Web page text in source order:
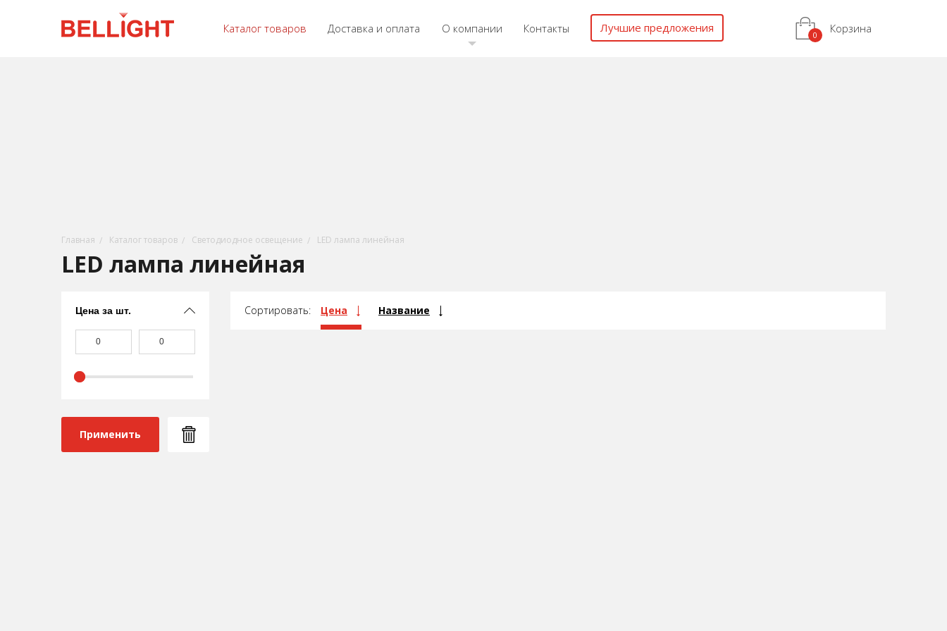
Каталог товаров Доставка и оплата О компании Контакты Лучшие предложения Корзина
Главная Каталог товаров Светодиодное освещение LED лампа линейная
LED лампа линейная
Цена за шт.
Применить
Сортировать: Цена Название